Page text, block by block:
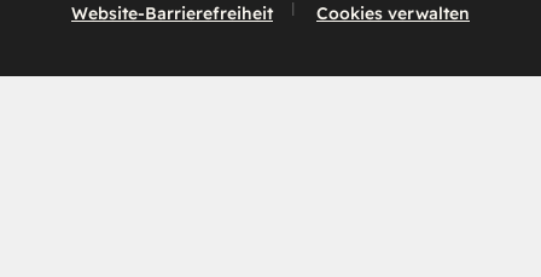
Website-Barrierefreiheit Cookies verwalten